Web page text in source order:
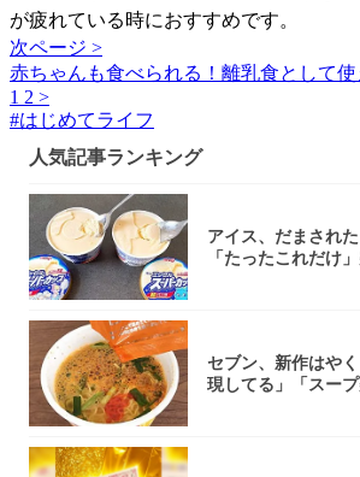
が疲れている時におすすめです。
次ページ >
赤ちゃんも食べられる！離乳食として
1 2 >
#はじめてライフ
人気記事ランキング
アイス、だまされ
「たったこれだけ
セブン、新作はや
現してる」「スー